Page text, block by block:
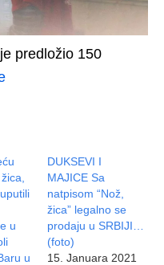
predložio 150
u
u
DUKSEVI I
MAJICE Sa
natpisom “Nož,
žica” legalno se
prodaju u SRBIJI…
(foto)
15. Januara 2021